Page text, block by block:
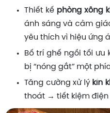
Thiết kế phòng xông
ánh sáng và cảm
yêu thích vì hiệu ứng
Bố trí ghế ngồi tối ưu
bị “nóng gắt” một
Tăng cường xử lý kín
thoát → tiết kiệm điện